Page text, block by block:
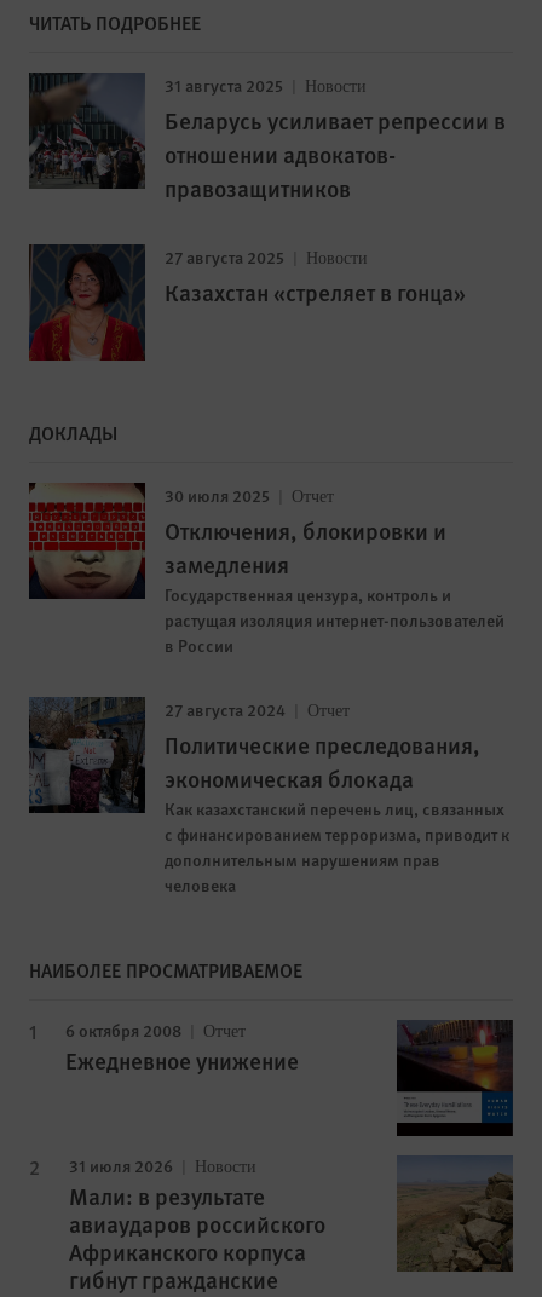
ЧИТАТЬ ПОДРОБНЕЕ
31 августа 2025 Новости
Беларусь усиливает репрессии в
отношении адвокатов-
правозащитников
27 августа 2025 Новости
Казахстан «стреляет в гонца»
ДОКЛАДЫ
30 июля 2025 Отчет
Отключения, блокировки и
замедления
Государственная цензура, контроль и
растущая изоляция интернет-пользователей
в России
27 августа 2024 Отчет
Политические преследования,
экономическая блокада
Как казахстанский перечень лиц, связанных
с финансированием терроризма, приводит к
дополнительным нарушениям прав
человека
НАИБОЛЕЕ ПРОСМАТРИВАЕМОЕ
6 октября 2008 Отчет
Ежедневное унижение
31 июля 2026 Новости
Мали: в результате
авиаударов российского
Африканского корпуса
гибнут гражданские